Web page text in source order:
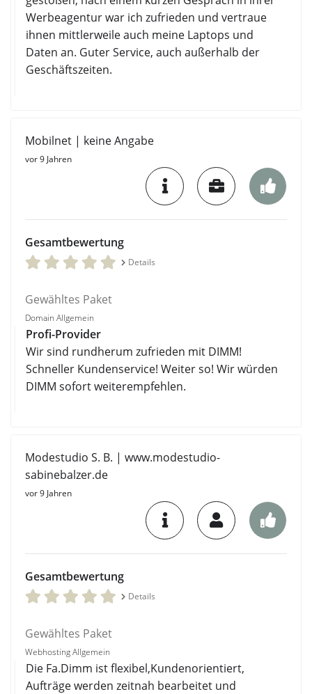
Werbeagentur war ich zufrieden und vertraue
ihnen mittlerweile auch meine Laptops und
Daten an. Guter Service, auch außerhalb der
Geschäftszeiten.
Mobilnet | keine Angabe
vor 9 Jahren
Gesamtbewertung
Details
Gewähltes Paket
Domain Allgemein
Profi-Provider
Wir sind rundherum zufrieden mit DIMM!
Schneller Kundenservice! Weiter so! Wir würden
DIMM sofort weiterempfehlen.
Modestudio S. B. | www.modestudio-
sabinebalzer.de
vor 9 Jahren
Gesamtbewertung
Details
Gewähltes Paket
Webhosting Allgemein
Die Fa.Dimm ist flexibel,Kundenorientiert,
Aufträge werden zeitnah bearbeitet und